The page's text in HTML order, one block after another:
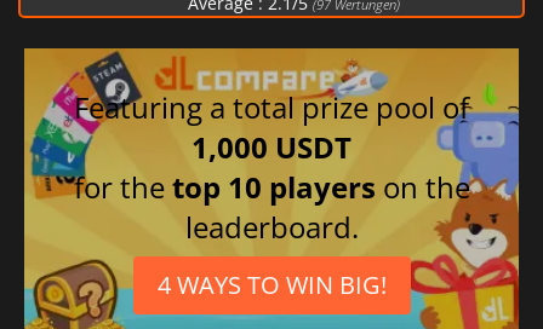
(97Wertungen)
Featuring a total prize pool of
1,000 USDT
for thetop 10 players on the
leaderboard.
4 WAYS TO WIN BIG!